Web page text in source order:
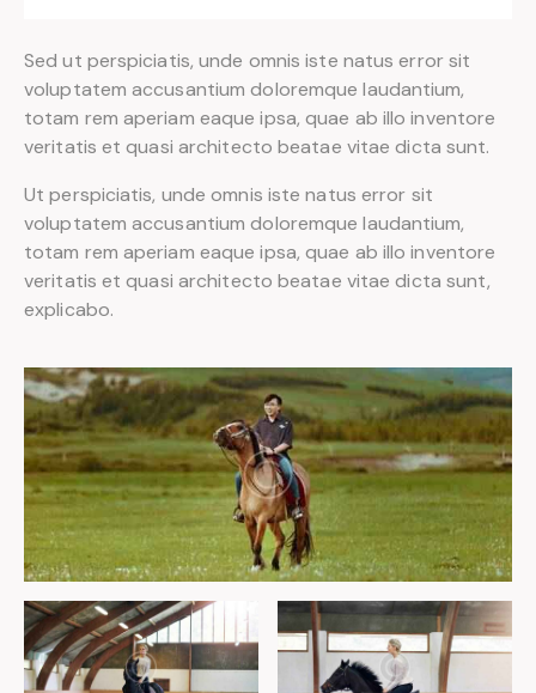
Sed ut perspiciatis, unde omnis iste natus error sit
voluptatem accusantium doloremque laudantium,
totam rem aperiam eaque ipsa, quae ab illo inventore
veritatis et quasi architecto beatae vitae dicta sunt.
Ut perspiciatis, unde omnis iste natus error sit
voluptatem accusantium doloremque laudantium,
totam rem aperiam eaque ipsa, quae ab illo inventore
veritatis et quasi architecto beatae vitae dicta sunt,
explicabo.